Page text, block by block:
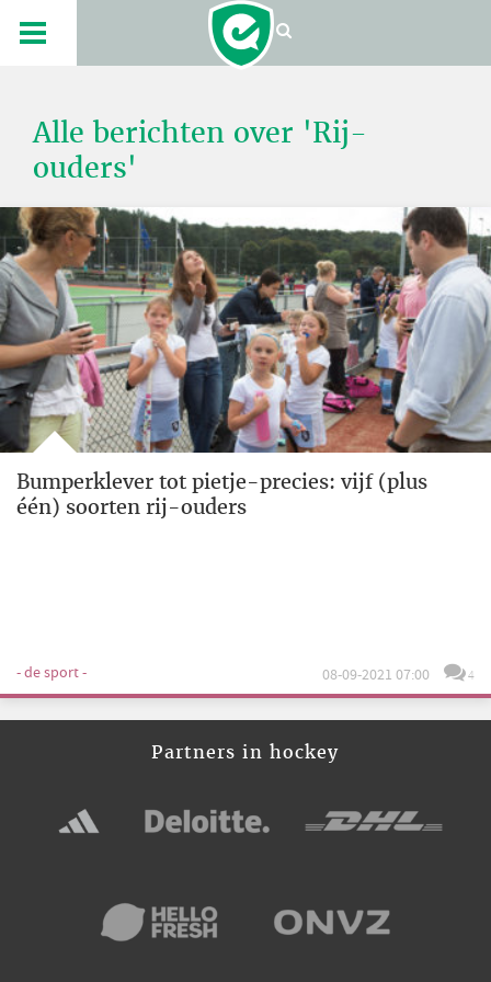
Alle berichten over 'Rij-
ouders'
Bumperklever tot pietje-precies: vijf (plus
één) soorten rij-ouders
- de sport - 08-09-2021 07:00 4
Partners in hockey